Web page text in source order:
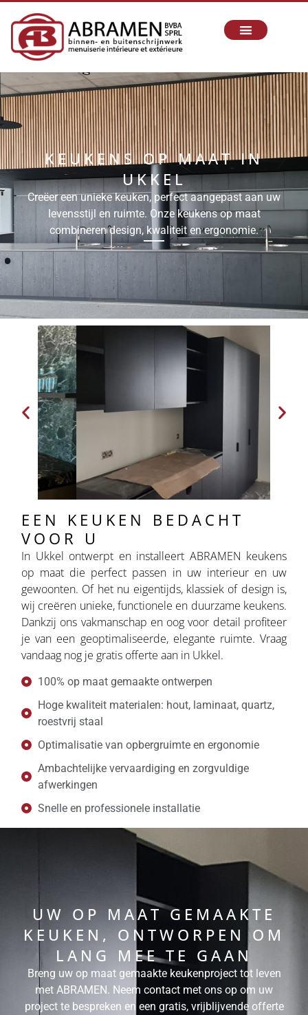
KEUKENS OP MAAT IN
UKKEL
Creëer een unieke keuken, perfect aangepast aan uw
levensstijl en ruimte. Onze keukens op maat
combineren design, kwaliteit en ergonomie.
EEN KEUKEN BEDACHT
VOOR U
In Ukkel ontwerpt en installeert ABRAMEN keukens
op maat die perfect passen in uw interieur en uw
gewoonten. Of het nu eigentijds, klassiek of design is,
wij creëren unieke, functionele en duurzame keukens.
Dankzij ons vakmanschap en oog voor detail profiteer
je van een geoptimaliseerde, elegante ruimte. Vraag
vandaag nog je gratis offerte aan in Ukkel.
100% op maat gemaakte ontwerpen
Hoge kwaliteit materialen: hout, laminaat, quartz,
roestvrij staal
Optimalisatie van opbergruimte en ergonomie
Ambachtelijke vervaardiging en zorgvuldige
afwerkingen
Snelle en professionele installatie
UW OP MAAT GEMAAKTE
KEUKEN, ONTWORPEN OM
LANG MEE TE GAAN
Breng uw op maat gemaakte keukenproject tot leven
met ABRAMEN. Neem contact met ons op om uw
project te bespreken en een gratis, vrijblijvende offerte